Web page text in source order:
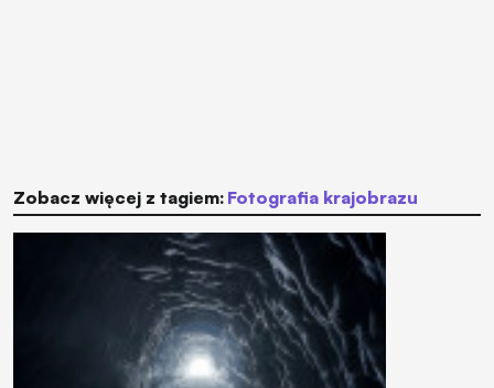
Zobacz więcej z tagiem: Fotografia krajobrazu